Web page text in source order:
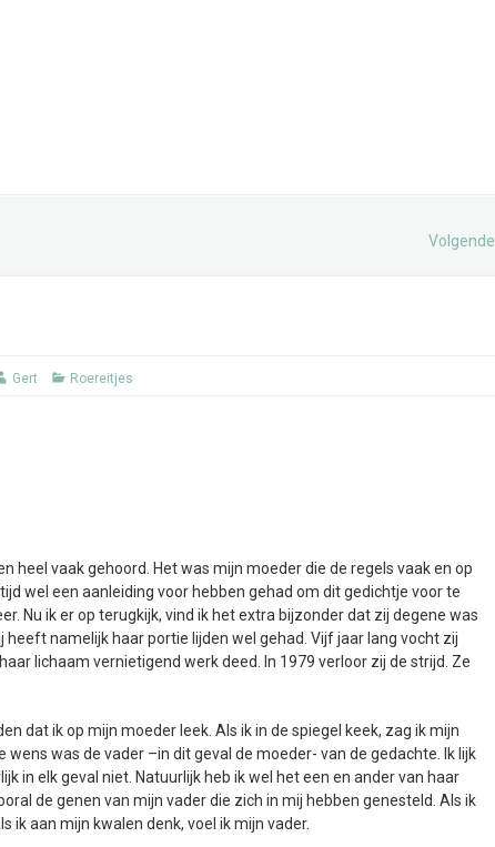
Volgende
Gert Roereitjes
heel vaak gehoord. Het was mijn moeder die de regels vaak en op
wel een aanleiding voor hebben gehad om dit gedichtje voor te
Nu ik er op terugkijk, vind ik het extra bijzonder dat zij degene was
heeft namelijk haar portie lijden wel gehad. Vijf jaar lang vocht zij
lichaam vernietigend werk deed. In 1979 verloor zij de strijd. Ze
dat ik op mijn moeder leek. Als ik in de spiegel keek, zag ik mijn
wens was de vader –in dit geval de moeder- van de gedachte. Ik lijk
in elk geval niet. Natuurlijk heb ik wel het een en ander van haar
de genen van mijn vader die zich in mij hebben genesteld. Als ik
ik aan mijn kwalen denk, voel ik mijn vader.